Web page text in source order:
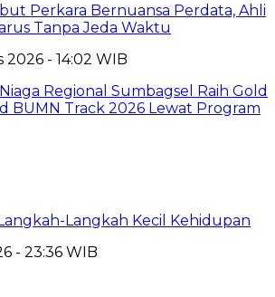
Perkara Bernuansa Perdata, Ahli
Tanpa Jeda Waktu
- 14:02 WIB
Regional Sumbagsel Raih Gold
BUMN Track 2026 Lewat Program
Langkah Kecil Kehidupan
- 23:36 WIB